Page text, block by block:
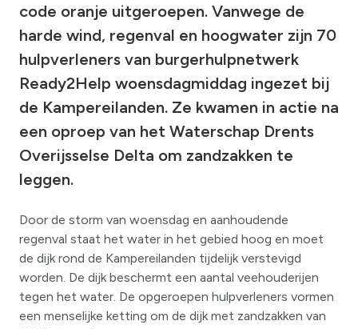
code oranje uitgeroepen. Vanwege de
harde wind, regenval en hoogwater zijn 70
hulpverleners van burgerhulpnetwerk
Ready2Help woensdagmiddag ingezet bij
de Kampereilanden. Ze kwamen in actie na
een oproep van het Waterschap Drents
Overijsselse Delta om zandzakken te
leggen.
Door de storm van woensdag en aanhoudende
regenval staat het water in het gebied hoog en moet
de dijk rond de Kampereilanden tijdelijk verstevigd
worden. De dijk beschermt een aantal veehouderijen
tegen het water. De opgeroepen hulpverleners vormen
een menselijke ketting om de dijk met zandzakken van